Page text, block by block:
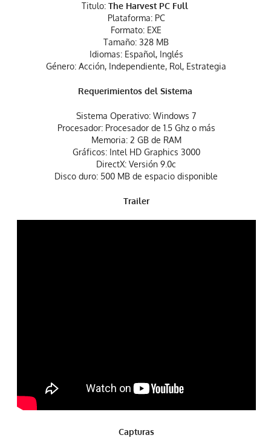
Titulo: The Harvest PC Full
Plataforma: PC
Formato: EXE
Tamaño: 328 MB
Idiomas: Español, Inglés
Género: Acción, Independiente, Rol, Estrategia
Requerimientos del Sistema
Sistema Operativo: Windows 7
Procesador: Procesador de 1.5 Ghz o más
Memoria: 2 GB de RAM
Gráficos: Intel HD Graphics 3000
DirectX: Versión 9.0c
Disco duro: 500 MB de espacio disponible
Trailer
Capturas